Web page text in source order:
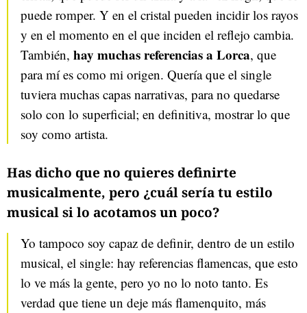
puede romper. Y en el cristal pueden incidir los rayos
y en el momento en el que inciden el reflejo cambia.
También, hay muchas referencias a Lorca, que
para mí es como mi origen. Quería que el single
tuviera muchas capas narrativas, para no quedarse
solo con lo superficial; en definitiva, mostrar lo que
soy como artista.
Has dicho que no quieres definirte
musicalmente, pero ¿cuál sería tu estilo
musical si lo acotamos un poco?
Yo tampoco soy capaz de definir, dentro de un estilo
musical, el single: hay referencias flamencas, que esto
lo ve más la gente, pero yo no lo noto tanto. Es
verdad que tiene un deje más flamenquito, más